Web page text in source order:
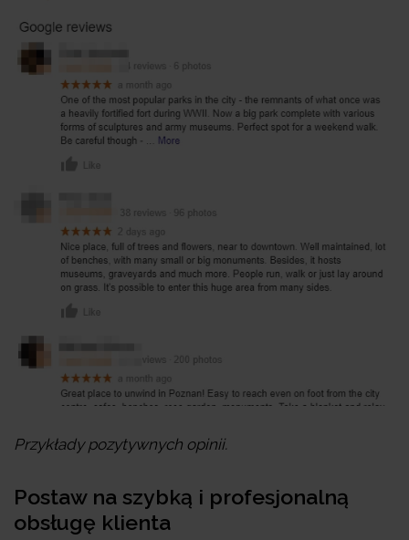
Przykłady pozytywnych opinii.
Postaw na szybką i profesjonalną
obsługę klienta